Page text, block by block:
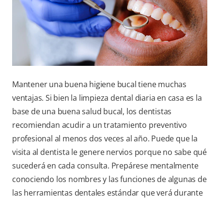
DONDE COMPRAR
MX (ES)
SUSCRÍBASE
Mantener una buena higiene bucal tiene muchas
ventajas. Si bien la limpieza dental diaria en casa es la
base de una buena salud bucal, los dentistas
recomiendan acudir a un tratamiento preventivo
profesional al menos dos veces al año. Puede que la
visita al dentista le genere nervios porque no sabe qué
sucederá en cada consulta. Prepárese mentalmente
conociendo los nombres y las funciones de algunas de
las herramientas dentales estándar que verá durante